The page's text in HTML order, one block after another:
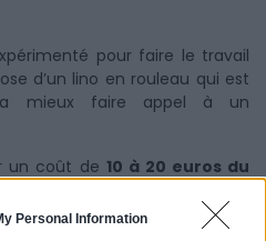
Personal Information
pour faire le travail
d’un lino en rouleau qui est
mieux faire appel à un
un coût de 10 à 20 euros du
du sol en plus, il faudra